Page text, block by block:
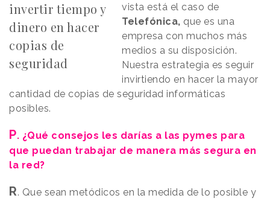
invertir tiempo y
dinero en hacer
copias de
seguridad
vista está el caso de
Telefónica, que es una
empresa con muchos más
medios a su disposición.
Nuestra estrategia es seguir
invirtiendo en hacer la mayor
cantidad de copias de seguridad informáticas
posibles.
P. ¿Qué consejos les darías a las pymes para
que puedan trabajar de manera más segura en
la red?
R. Que sean metódicos en la medida de lo posible y